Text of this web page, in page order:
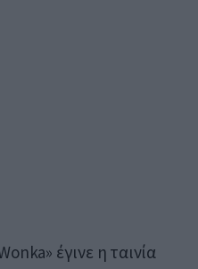
έγινε η ταινία